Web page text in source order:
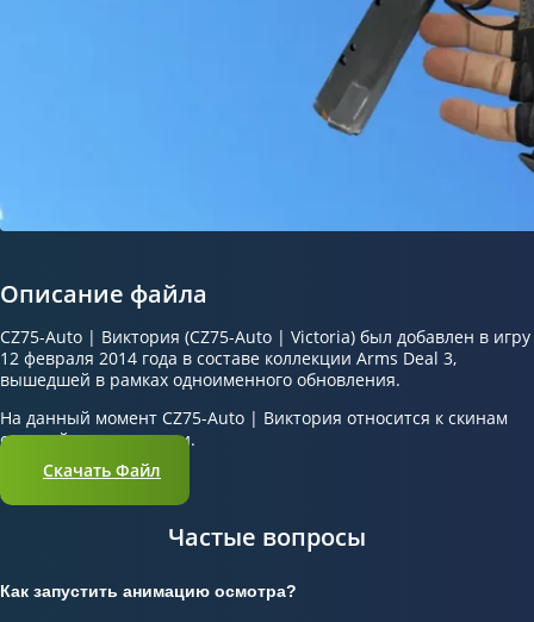
Описание файла
CZ75-Auto | Виктория (CZ75-Auto | Victoria) был добавлен в игру
12 февраля 2014 года в составе коллекции Arms Deal 3,
вышедшей в рамках одноименного обновления.
На данный момент CZ75-Auto | Виктория относится к скинам
средней популярности.
Скачать Файл
Частые вопросы
Как запустить анимацию осмотра?